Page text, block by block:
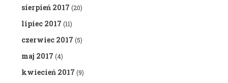
sierpień 2017 (20)
lipiec 2017 (11)
czerwiec 2017 (5)
maj 2017 (4)
kwiecień 2017 (9)